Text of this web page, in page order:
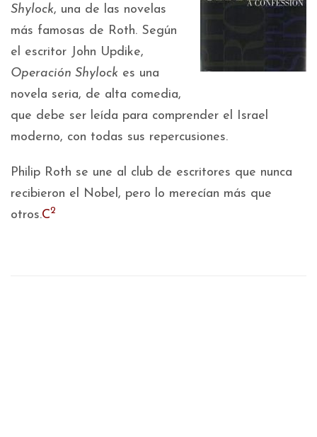
Shylock, una de las novelas
más famosas de Roth. Según
el escritor John Updike,
Operación Shylock es una
novela seria, de alta comedia,
que debe ser leída para comprender el Israel
moderno, con todas sus repercusiones.
Philip Roth se une al club de escritores que nunca
recibieron el Nobel, pero lo merecían más que
otros.C2